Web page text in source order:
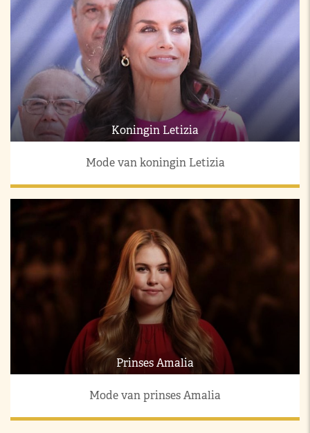
Koningin Letizia
Mode van koningin Letizia
Prinses Amalia
Mode van prinses Amalia